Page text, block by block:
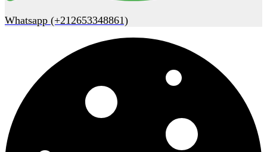
Whatsapp (+212653348861)